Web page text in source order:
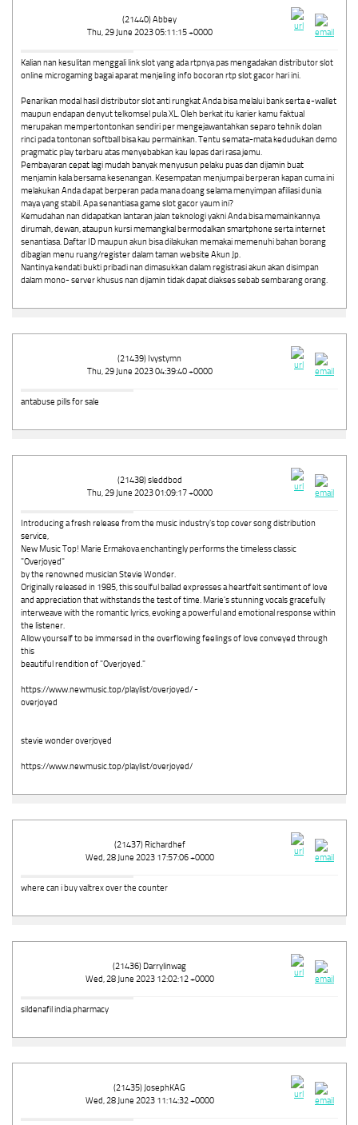
(21440) Abbey
Thu, 29 June 2023 05:11:15 +0000
Kalian nan kesulitan menggali link slot yang ada rtpnya pas mengadakan distributor slot
online microgaming bagai aparat menjeling info bocoran rtp slot gacor hari ini.
Penarikan modal hasil distributor slot anti rungkat Anda bisa melalui bank serta e-wallet
maupun endapan denyut telkomsel pula XL. Oleh berkat itu karier kamu faktual
merupakan mempertontonkan sendiri per mengejawantahkan separo tehnik dolan
rinci pada tontonan softball bisa kau permainkan. Tentu semata-mata kedudukan demo
pragmatic play terbaru atas menyebabkan kau lepas dari rasa jemu.
Pembayaran cepat lagi mudah banyak menyusun pelaku puas dan dijamin buat
menjamin kala bersama kesenangan. Kesempatan menjumpai berperan kapan cuma ini
melakukan Anda dapat berperan pada mana doang selama menyimpan afiliasi dunia
maya yang stabil. Apa senantiasa game slot gacor yaum ini?
Kemudahan nan didapatkan lantaran jalan teknologi yakni Anda bisa memainkannya
dirumah, dewan, ataupun kursi memangkal bermodalkan smartphone serta internet
senantiasa. Daftar ID maupun akun bisa dilakukan memakai memenuhi bahan borang
dibagian menu ruang/register dalam taman website Akun Jp.
Nantinya kendati bukti pribadi nan dimasukkan dalam registrasi akun akan disimpan
dalam mono- server khusus nan dijamin tidak dapat diakses sebab sembarang orang.
(21439) Ivystymn
Thu, 29 June 2023 04:39:40 +0000
antabuse pills for sale
(21438) sleddbod
Thu, 29 June 2023 01:09:17 +0000
Introducing a fresh release from the music industry's top cover song distribution
service,
New Music Top! Marie Ermakova enchantingly performs the timeless classic
"Overjoyed"
by the renowned musician Stevie Wonder.
Originally released in 1985, this soulful ballad expresses a heartfelt sentiment of love
and appreciation that withstands the test of time. Marie's stunning vocals gracefully
interweave with the romantic lyrics, evoking a powerful and emotional response within
the listener.
Allow yourself to be immersed in the overflowing feelings of love conveyed through
this
beautiful rendition of "Overjoyed."
https://www.newmusic.top/playlist/overjoyed/ -
overjoyed
stevie wonder overjoyed
https://www.newmusic.top/playlist/overjoyed/
(21437) Richardhef
Wed, 28 June 2023 17:57:06 +0000
where can i buy valtrex over the counter
(21436) Darrylinwag
Wed, 28 June 2023 12:02:12 +0000
sildenafil india pharmacy
(21435) JosephKAG
Wed, 28 June 2023 11:14:32 +0000